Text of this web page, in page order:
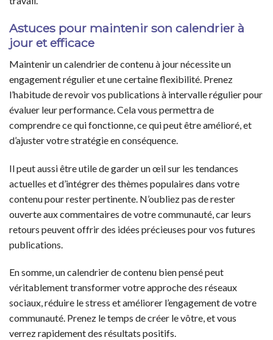
Astuces pour maintenir son calendrier à
jour et efficace
Maintenir un calendrier de contenu à jour nécessite un
engagement régulier et une certaine flexibilité. Prenez
l’habitude de revoir vos publications à intervalle régulier pour
évaluer leur performance. Cela vous permettra de
comprendre ce qui fonctionne, ce qui peut être amélioré, et
d’ajuster votre stratégie en conséquence.
Il peut aussi être utile de garder un œil sur les tendances
actuelles et d’intégrer des thèmes populaires dans votre
contenu pour rester pertinente. N’oubliez pas de rester
ouverte aux commentaires de votre communauté, car leurs
retours peuvent offrir des idées précieuses pour vos futures
publications.
En somme, un calendrier de contenu bien pensé peut
véritablement transformer votre approche des réseaux
sociaux, réduire le stress et améliorer l’engagement de votre
communauté. Prenez le temps de créer le vôtre, et vous
verrez rapidement des résultats positifs.